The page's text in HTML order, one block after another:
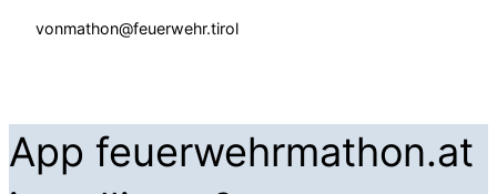
vonmathon@feuerwehr.tirol
App feuerwehrmathon.at